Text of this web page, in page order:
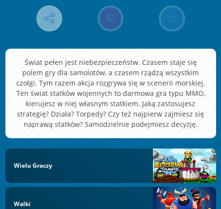
Świat pełen jest niebezpieczeństw. Czasem staje się
polem gry dla samolotów, a czasem rządzą wszystkim
czołgi. Tym razem akcja rozgrywa się w scenerii morskiej.
Ten świat statków wojennych to darmowa gra typu MMO,
kierujesz w niej własnym statkiem. Jaką zastosujesz
strategię? Działa? Torpedy? Czy też najpierw zajmiesz się
naprawą statków? Samodzielnie podejmiesz decyzję.
Wielu Graczy
Walki